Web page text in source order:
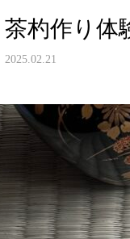
茶杓作り体
2025.02.21